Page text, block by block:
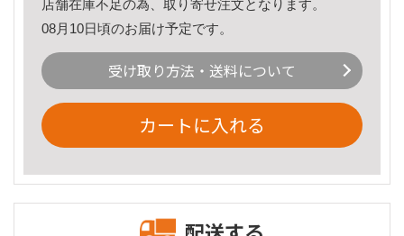
店舗在庫不足の為、取り寄せ注文となります。
08月10日頃のお届け予定です。
受け取り方法・送料について
カートに入れる